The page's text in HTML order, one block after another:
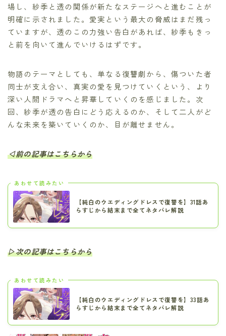
場し、紗季と透の関係が新たなステージへと進むことが
明確に示されました。愛実という最大の脅威はまだ残っ
ていますが、透のこの力強い告白があれば、紗季もきっ
と前を向いて進んでいけるはずです。
物語のテーマとしても、単なる復讐劇から、傷ついた者
同士が支え合い、真実の愛を見つけていくという、より
深い人間ドラマへと昇華していくのを感じました。次
回、紗季が透の告白にどう応えるのか、そして二人がど
んな未来を築いていくのか、目が離せません。
◁前の記事はこちらから
あわせて読みたい
【純白のウエディングドレスで復讐を】31話あ
らすじから結末まで全てネタバレ解説
▷次の記事はこちらから
あわせて読みたい
【純白のウエディングドレスで復讐を】33話あ
らすじから結末まで全てネタバレ解説